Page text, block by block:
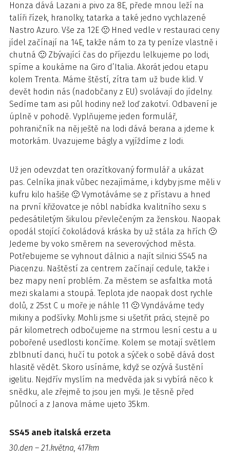
Honza dává Lazani a pivo za 8E, přede mnou leží na
talíři řízek, hranolky, tatarka a také jedno vychlazené
Nastro Azuro. Vše za 12E 🙁 Hned vedle v restauraci ceny
jídel začínají na 14E, takže nám to za ty peníze vlastně i
chutná 🙂 Zbývající čas do příjezdu lelkujeme po lodi,
spíme a koukáme na Giro d’Italia. Akorát jedou etapu
kolem Trenta. Máme štěstí, zítra tam už bude klid. V
devět hodin nás (nadobčany z EU) svolávají do jídelny.
Sedíme tam asi půl hodiny než loď zakotví. Odbavení je
úplně v pohodě. Vyplňujeme jeden formulář,
pohraničník na něj ještě na lodi dává berana a jdeme k
motorkám. Uvazujeme bágly a vyjíždíme z lodi.
Už jen odevzdat ten orazítkovaný formulář a ukázat
pas. Celníka jinak vůbec nezajímáme, i kdyby jsme měli v
kufru kilo hašiše 🙂 Vymotáváme se z přístavu a hned
na první křižovatce je nóbl nabídka kvalitního sexu s
pedesátiletým šikulou převlečeným za ženskou. Naopak
opodál stojící čokoládová kráska by už stála za hřích 🙁
Jedeme by voko směrem na severovýchod města.
Potřebujeme se vyhnout dálnici a najít silnici SS45 na
Piacenzu. Naštěstí za centrem začínají cedule, takže i
bez mapy není problém. Za městem se asfaltka motá
mezi skalami a stoupá. Teplota jde naopak dost rychle
dolů, z 25st C u moře je náhle 11 🙁 Vyndáváme tedy
mikiny a podšívky. Mohli jsme si ušetřit práci, stejně po
pár kilometrech odbočujeme na strmou lesní cestu a u
pobořené usedlosti končíme. Kolem se motají světlem
zblbnutí danci, hučí tu potok a sýček o sobě dává dost
hlasitě vědět. Skoro usínáme, když se ozývá šustění
igelitu. Nejdřív myslím na medvěda jak si vybírá něco k
snědku, ale zřejmě to jsou jen myši. Je těsně před
půlnocí a z Janova máme ujeto 35km.
SS45 aneb italská erzeta
30.den – 21.května, 417km